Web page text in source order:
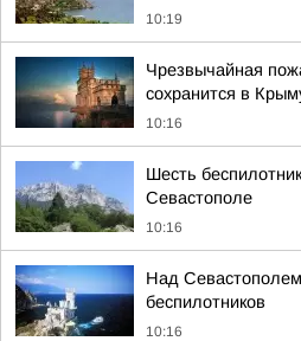
10:19
Чрезвычайная
сохранится в
10:16
Шесть
Севастополе
10:16
Над
беспилотников
10:16